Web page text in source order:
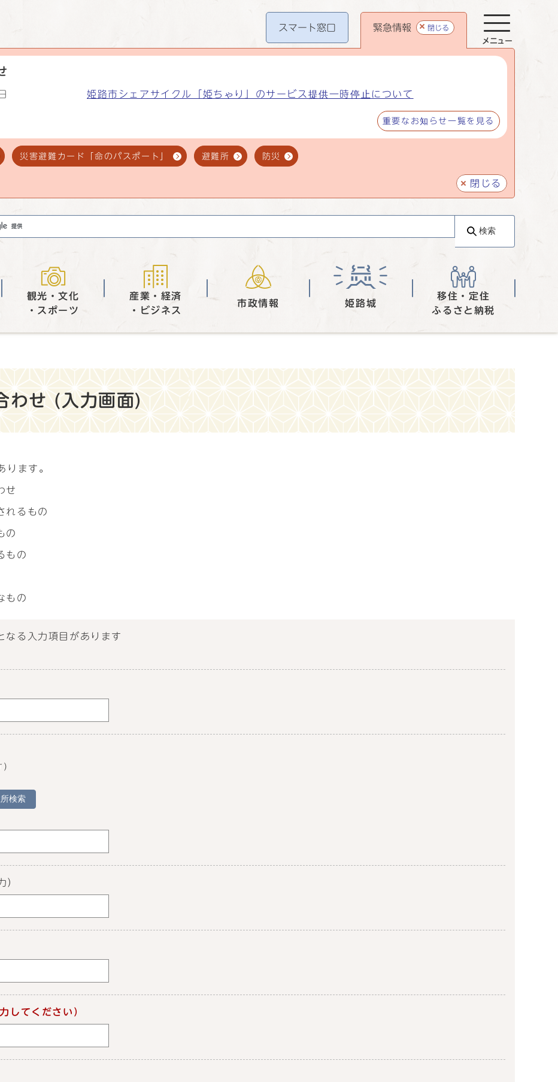
スマート窓口 緊急情報 閉じる
姫路市シェアサイクル「姫ちゃり」のサービス提供一時停止について
重要なお知らせ一覧を見る
災害避難カード「命のパスポート」 避難所 防災
閉じる
メニュー
検索
観光・文化
・スポーツ
産業・経済
・ビジネス
市政情報 姫路城
移住・定住
ふるさと納税
わせ (入力画面)
ります。
せ
れるもの
の
もの
もの
なる入力項目があります
検索
）
してください）